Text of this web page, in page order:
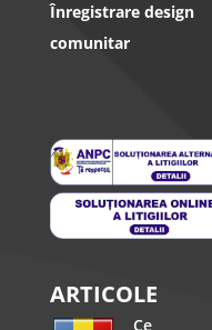
Înregistrare design
comunitar
ARTICOLE
Ce